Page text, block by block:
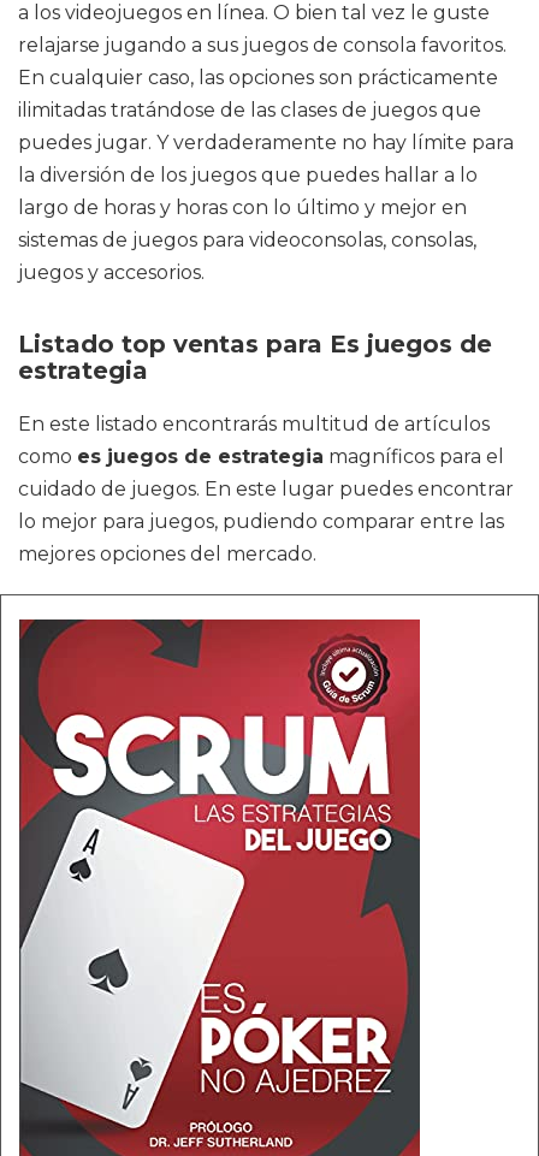
a los videojuegos en línea. O bien tal vez le guste
relajarse jugando a sus juegos de consola favoritos.
En cualquier caso, las opciones son prácticamente
ilimitadas tratándose de las clases de juegos que
puedes jugar. Y verdaderamente no hay límite para
la diversión de los juegos que puedes hallar a lo
largo de horas y horas con lo último y mejor en
sistemas de juegos para videoconsolas, consolas,
juegos y accesorios.
Listado top ventas para Es juegos de
estrategia
En este listado encontrarás multitud de artículos
como es juegos de estrategia magníficos para el
cuidado de juegos. En este lugar puedes encontrar
lo mejor para juegos, pudiendo comparar entre las
mejores opciones del mercado.